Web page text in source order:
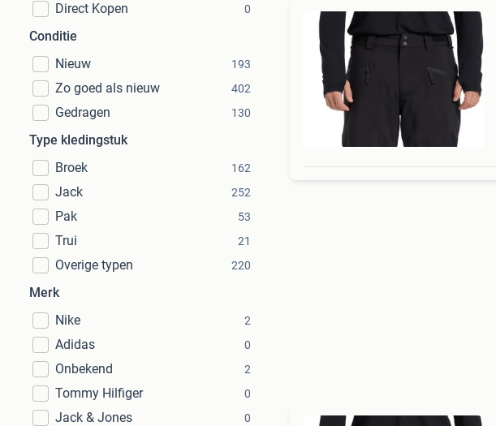
Direct Kopen
0
Conditie
Nieuw
193
Zo goed als nieuw 402
Gedragen 130
Type kledingstuk
Broek
162
Jack 252
Pak 53
Trui 21
Overige typen 220
Merk
Nike
2
Adidas 0
Onbekend 2
Tommy Hilfiger 0
Jack & Jones
0